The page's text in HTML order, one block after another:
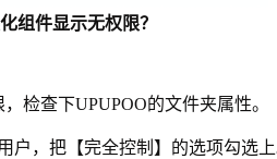
组件显示无权限？
检查下UPUPOO的文件夹属性。
户，把【完全控制】的选项勾选